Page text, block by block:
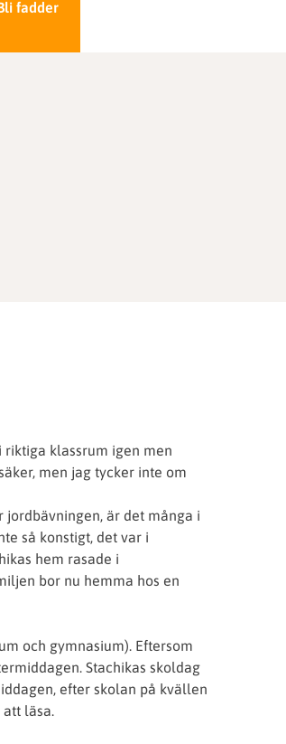
fadder
riktiga klassrum igen men
men jag tycker inte om
är det många i
så konstigt, det var i
hem rasade i
bor nu hemma hos en
och gymnasium). Eftersom
Stachikas skoldag
efter skolan på kvällen
läsa.